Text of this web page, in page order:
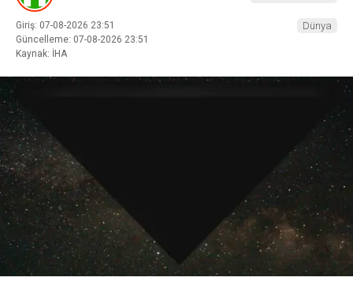
Giriş: 07-08-2026 23:51
Güncelleme: 07-08-2026 23:51
Kaynak: İHA
Dünya